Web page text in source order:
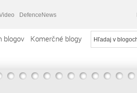
DefenceNews
blogov Komerčné blogy